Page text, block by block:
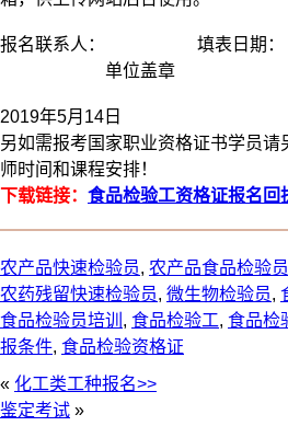
报名联系人：
填表日期：
单位盖章
2019年5月14日
另如需报考国家职业资格证书学员请
师时间和课程安排！
下载链接： 食品检验工资格证报名回
农产品快速检验员, 农产品食品检验员
农药残留快速检验员, 微生物检验员,
食品检验员培训 , 食品检验工, 食品检
报条件, 食品检验资格证
« 化工类工种报名>>
鉴定考试 »